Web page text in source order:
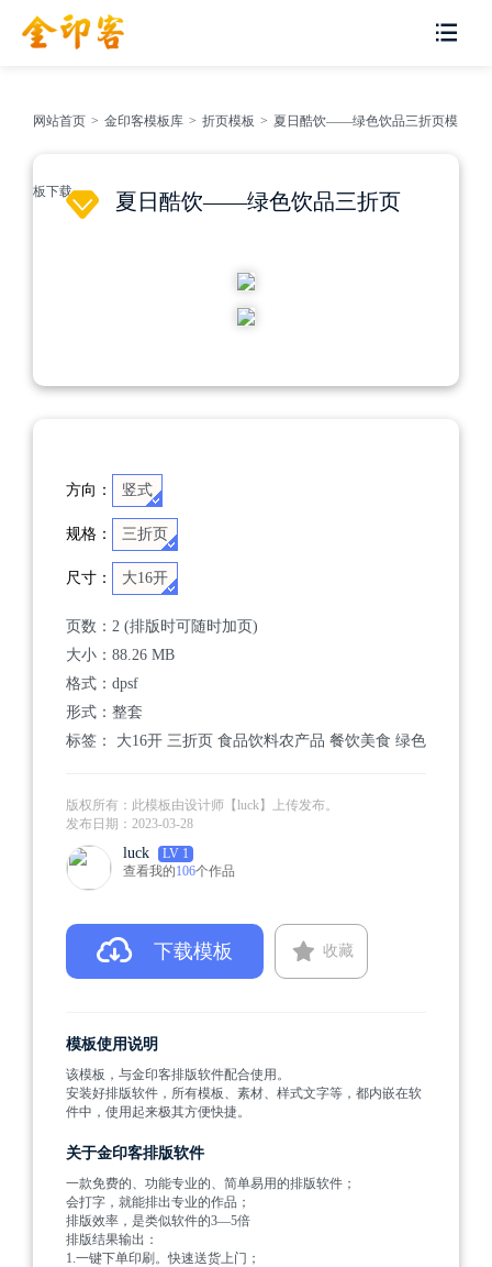
网站首页 > 金印客模板库 > 折页模板 > 夏日酷饮——绿色饮品三折页模
板下载 夏日酷饮——绿色饮品三折页
方向： 竖式
规格： 三折页
尺寸： 大16开
页数： 2 (排版时可随时加页)
大小： 88.26 MB
格式： dpsf
形式：整套
标签：
大16开 三折页 食品饮料农产品 餐饮美食 绿色
版权所有：此模板由设计师【luck】上传发布。
发布日期： 2023-03-28
luck
LV 1
查看我的106个作品
下载模板 收藏
模板使用说明
该模板，与金印客排版软件配合使用。
安装好排版软件，所有模板、素材、样式文字等，都内嵌在软
件中，使用起来极其方便快捷。
关于金印客排版软件
一款免费的、功能专业的、简单易用的排版软件；
会打字，就能排出专业的作品；
排版效率，是类似软件的3—5倍
排版结果输出：
1.一键下单印刷。快速送货上门；